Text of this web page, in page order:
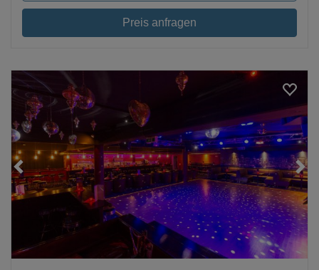
Preis anfragen
Loading...